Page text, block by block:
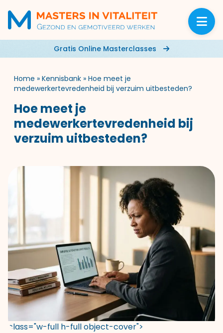
Gratis Online Masterclasses
Home » Kennisbank » Hoe meet je
medewerkertevredenheid bij verzuim uitbesteden?
Hoe meet je
medewerkertevredenheid bij
verzuim uitbesteden?
class="w-full h-full object-cover">